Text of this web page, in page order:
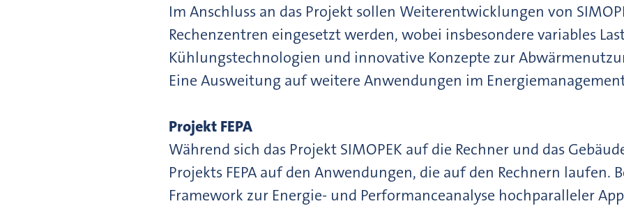
Im Anschluss an das Projekt sollen Weiterentwicklungen von
Rechenzentren eingesetzt werden, wobei insbesondere variables
Kühlungstechnologien und innovative Konzepte zur
Eine Ausweitung auf weitere Anwendungen im
Projekt FEPA
Während sich das Projekt SIMOPEK auf die Rechner und das
Projekts FEPA auf den Anwendungen, die auf den Rechnern laufen.
Framework zur Energie- und Performanceanalyse hochparalleler